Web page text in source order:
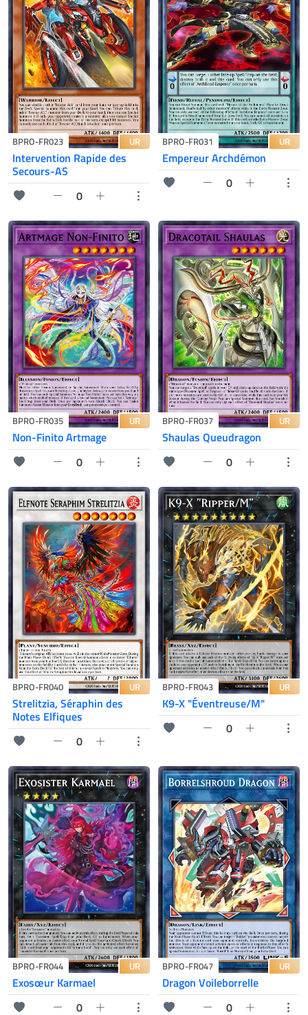
BPRO-FR023 UR
Intervention Rapide des
Secours-AS
0
BPRO-FR031 UR
Empereur Archdémon
0
BPRO-FR035 UR
Non-Finito Artmage
0
BPRO-FR037 UR
Shaulas Queudragon
0
BPRO-FR040 UR
Strelitzia, Séraphin des
Notes Elfiques
0
BPRO-FR043 UR
K9-X "Éventreuse/M"
0
BPRO-FR044 UR
Exosœur Karmael
0
BPRO-FR047 UR
Dragon Voileborrelle
0